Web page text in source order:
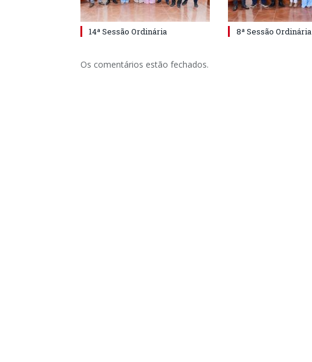
14ª Sessão Ordinária 8ª Sessão Ordinária
Os comentários estão fechados.